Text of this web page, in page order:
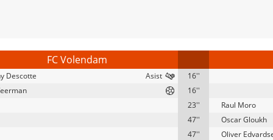
FC Volendam
Descotte
16''
16''
23''
Raul Moro
47''
Oscar Gloukh
47''
Oliver